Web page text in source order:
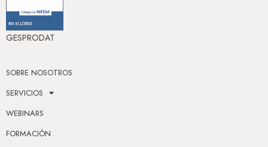
GESPRODAT
SOBRE NOSOTROS
SERVICIOS
WEBINARS
FORMACIÓN